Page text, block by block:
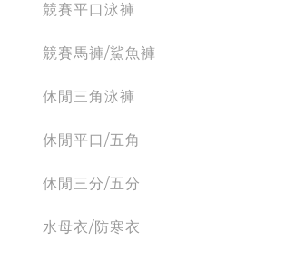
競賽平口泳褲
競賽馬褲/鯊魚褲
休閒三角泳褲
休閒平口/五角
休閒三分/五分
水母衣/防寒衣